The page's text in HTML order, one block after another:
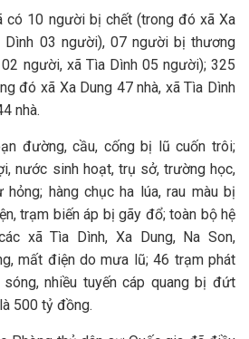
có 10 người bị chết (trong đó xã Xa
Dình 03 người), 07 người bị thương
người, xã Tìa Dình 05 người); 325
đó xã Xa Dung 47 nhà, xã Tìa Dình
nhà.
đường, cầu, cống bị lũ cuốn trôi;
nước sinh hoạt, trụ sở, trường học,
hàng chục ha lúa, rau màu bị
trạm biến áp bị gãy đổ; toàn bộ hệ
xã Tìa Dình, Xa Dung, Na Son,
mất điện do mưa lũ; 46 trạm phát
nhiều tuyến cáp quang bị đứt
500 tỷ đồng.